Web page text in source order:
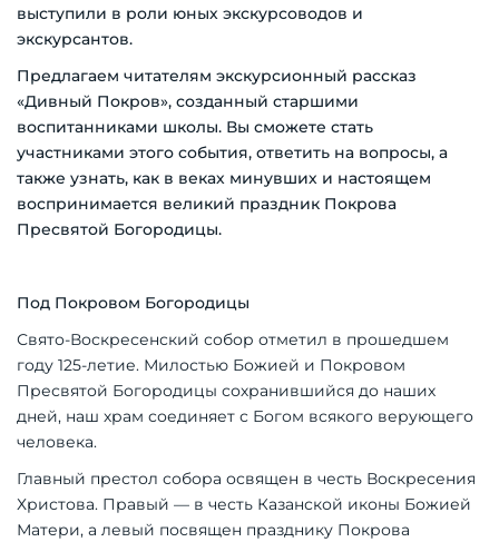
выступили в роли юных экскурсоводов и
экскурсантов.
Предлагаем читателям экскурсионный рассказ
«Дивный Покров», созданный старшими
воспитанниками школы. Вы сможете стать
участниками этого события, ответить на вопросы, а
также узнать, как в веках минувших и настоящем
воспринимается великий праздник Покрова
Пресвятой Богородицы.
Под Покровом Богородицы
Свято-Воскресенский собор отметил в прошедшем
году 125-летие. Милостью Божией и Покровом
Пресвятой Богородицы сохранившийся до наших
дней, наш храм соединяет с Богом всякого верующего
человека.
Главный престол собора освящен в честь Воскресения
Христова. Правый — в честь Казанской иконы Божией
Матери, а левый посвящен празднику Покрова